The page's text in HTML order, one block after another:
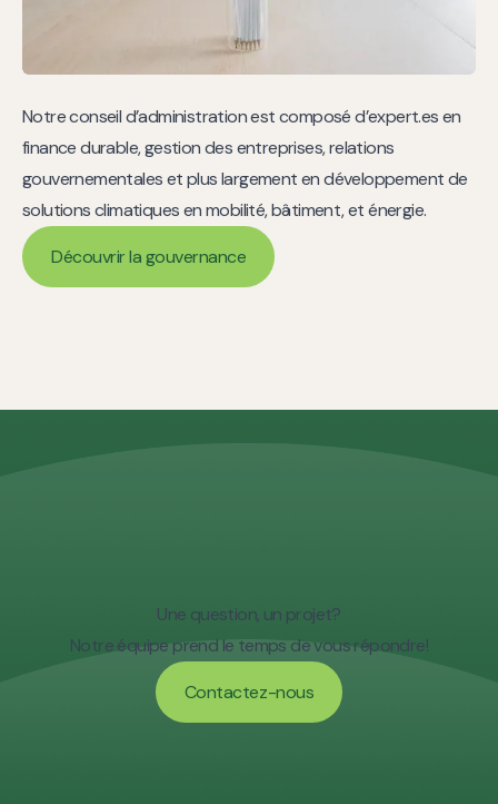
Notre conseil d’administration est composé d’expert.es en
finance durable, gestion des entreprises, relations
gouvernementales et plus largement en développement de
solutions climatiques en mobilité, bâtiment, et énergie.
Découvrir la gouvernance
Une question, un projet?
Notre équipe prend le temps de vous répondre!
Contactez-nous